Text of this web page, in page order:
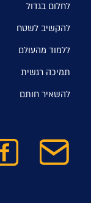
לחלום בגדול
להקשיב לשטח
ללמוד מהעולם
תמיכה רגשית
להשאיר חותם